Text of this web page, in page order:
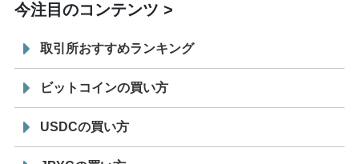
今注目のコンテンツ
取引所おすすめランキング
ビットコインの買い方
USDCの買い方